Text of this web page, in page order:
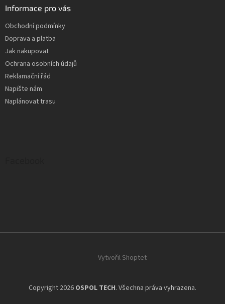
Informace pro vás
Obchodní podmínky
Doprava a platba
Jak nakupovat
Ochrana osobních údajů
Reklamační řád
Napište nám
Naplánovat trasu
Vytvořil Shoptet
Copyright 2026 OSPOL TECH. Všechna práva vyhrazena.